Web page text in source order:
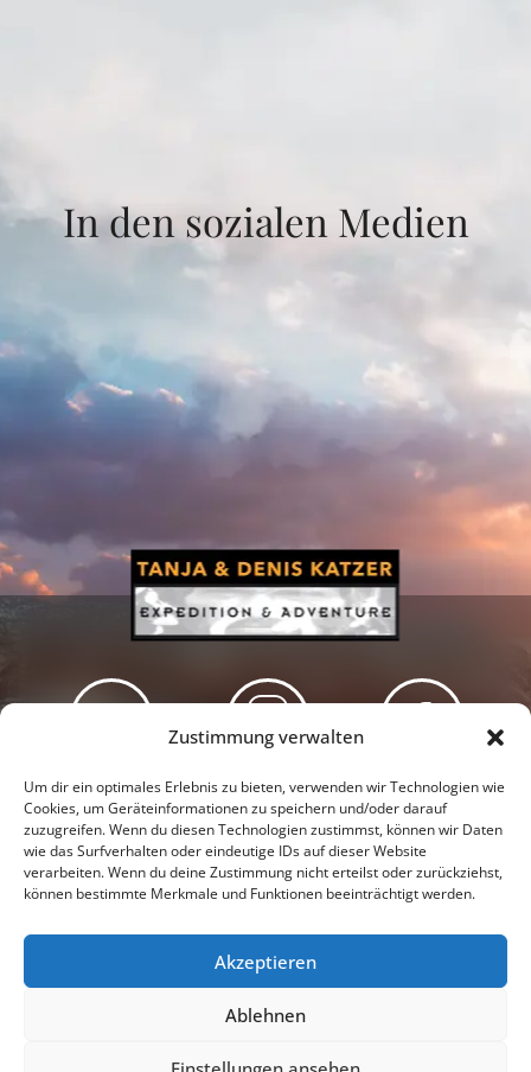
Zustimmung verwalten
Um dir ein optimales Erlebnis zu bieten, verwenden wir Technologien wie
Cookies, um Geräteinformationen zu speichern und/oder darauf
zuzugreifen. Wenn du diesen Technologien zustimmst, können wir Daten
wie das Surfverhalten oder eindeutige IDs auf dieser Website
verarbeiten. Wenn du deine Zustimmung nicht erteilst oder zurückziehst,
können bestimmte Merkmale und Funktionen beeinträchtigt werden.
Akzeptieren
Ablehnen
In den sozialen Medien
Newsletter Podcast Facebook
Datenschutzerklärung